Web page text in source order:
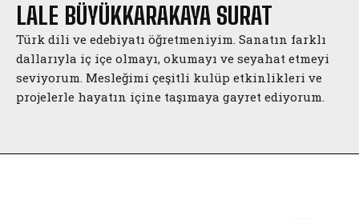
LALE BÜYÜKKARAKAYA SURAT
Türk dili ve edebiyatı öğretmeniyim. Sanatın farklı
dallarıyla iç içe olmayı, okumayı ve seyahat etmeyi
seviyorum. Mesleğimi çeşitli kulüp etkinlikleri ve
projelerle hayatın içine taşımaya gayret ediyorum.